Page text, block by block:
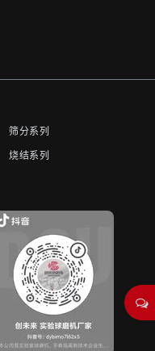
筛分系列
烧结系列